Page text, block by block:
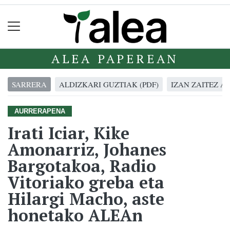
ALEA PAPEREAN
SARRERA ALDIZKARI GUZTIAK (PDF) IZAN ZAITEZ
AURRERAPENA
Irati Iciar, Kike
Amonarriz, Johanes
Bargotakoa, Radio
Vitoriako greba eta
Hilargi Macho, aste
honetako ALEAn